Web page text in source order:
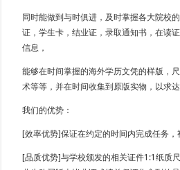
同时能做到与时俱进，及时掌握各大院校
证，学生卡，结业证，录取通知书，在读
信息，
能够在时间掌握的海外学历文凭的样版，
术等等，并在时间收集到原版实物，以求达
我们的优势：
[效率优势]保证在约定的时间内完成任务，
[品质优势]与学校颁发的相关证件1:1纸质